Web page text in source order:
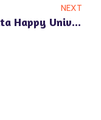
NEXT
Gradinita Happy Univers In Zona Bulevardul Pipera 1Z: Invatare Si Joaca Intr-Un Mediu Modern